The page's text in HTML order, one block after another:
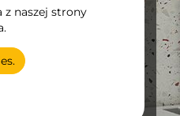
z naszej strony